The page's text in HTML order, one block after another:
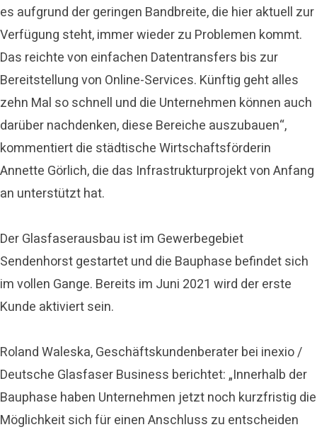
es aufgrund der geringen Bandbreite, die hier aktuell zur
Verfügung steht, immer wieder zu Problemen kommt.
Das reichte von einfachen Datentransfers bis zur
Bereitstellung von Online-Services. Künftig geht alles
zehn Mal so schnell und die Unternehmen können auch
darüber nachdenken, diese Bereiche auszubauen“,
kommentiert die städtische Wirtschaftsförderin
Annette Görlich, die das Infrastrukturprojekt von Anfang
an unterstützt hat.
Der Glasfaserausbau ist im Gewerbegebiet
Sendenhorst gestartet und die Bauphase befindet sich
im vollen Gange. Bereits im Juni 2021 wird der erste
Kunde aktiviert sein.
Roland Waleska, Geschäftskundenberater bei inexio /
Deutsche Glasfaser Business berichtet: „Innerhalb der
Bauphase haben Unternehmen jetzt noch kurzfristig die
Möglichkeit sich für einen Anschluss zu entscheiden